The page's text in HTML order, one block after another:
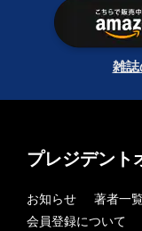
雑誌
プレジデント
お知らせ 著者一
会員登録について